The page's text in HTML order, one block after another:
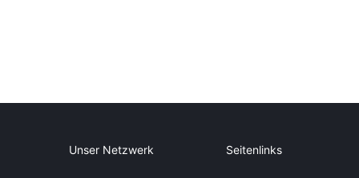
Unser Netzwerk Seitenlinks